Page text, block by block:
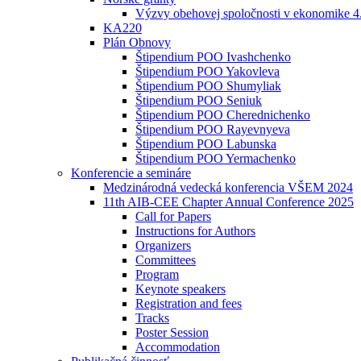
Výzvy obehovej spoločnosti v ekonomike
KA220
Plán Obnovy
Štipendium POO Ivashchenko
Štipendium POO Yakovleva
Štipendium POO Shumyliak
Štipendium POO Seniuk
Štipendium POO Cherednichenko
Štipendium POO Rayevnyeva
Štipendium POO Labunska
Štipendium POO Yermachenko
Konferencie a semináre
Medzinárodná vedecká konferencia VŠEM 2024
11th AIB-CEE Chapter Annual Conference 2025
Call for Papers
Instructions for Authors
Organizers
Committees
Program
Keynote speakers
Registration and fees
Tracks
Poster Session
Accommodation